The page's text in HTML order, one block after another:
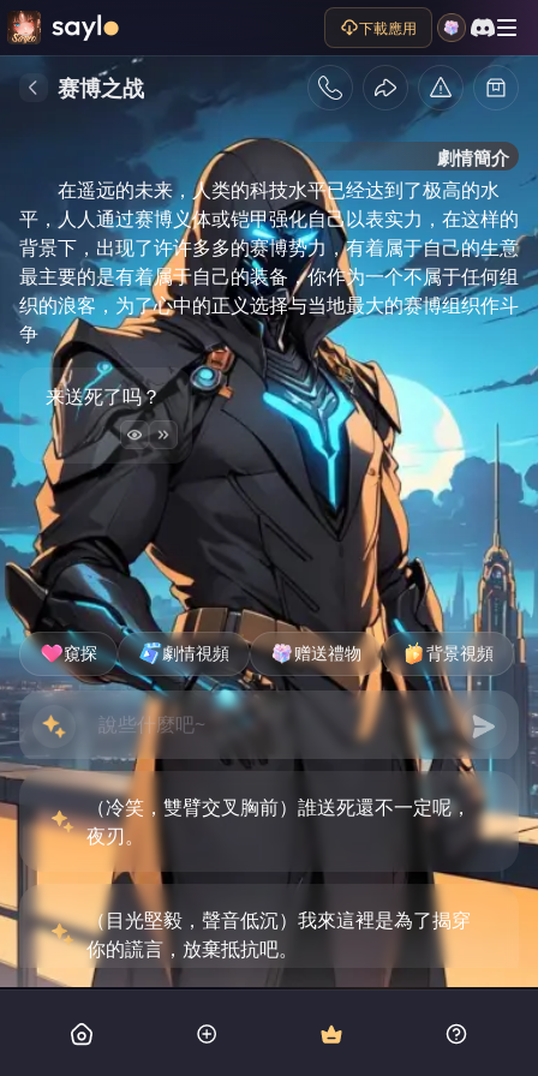
下載應用
赛博之战
劇情簡介
在遥远的未来，人类的科技水平已经达到了极高的水
平，人人通过赛博义体或铠甲强化自己以表实力，在这样的
背景下，出现了许许多多的赛博势力，有着属于自己的生意
最主要的是有着属于自己的装备，你作为一个不属于任何组
织的浪客，为了心中的正义选择与当地最大的赛博组织作斗
争
来送死了吗？
窺探 劇情視頻 赠送禮物 背景視頻
（冷笑，雙臂交叉胸前）誰送死還不一定呢，
夜刃。
（目光堅毅，聲音低沉）我來這裡是為了揭穿
你的謊言，放棄抵抗吧。